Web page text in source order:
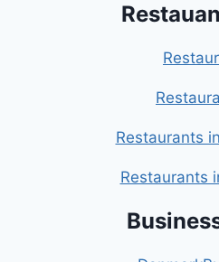
Restaurants
Restaurants